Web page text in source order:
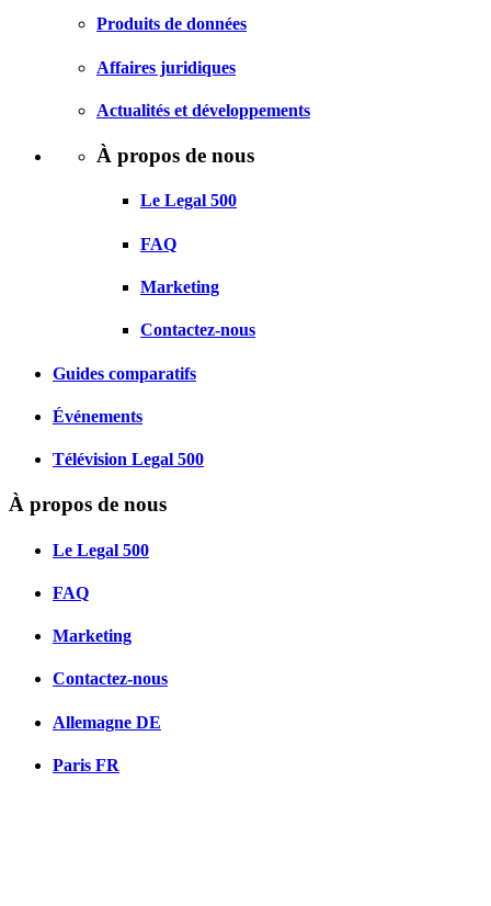
Produits de données
Affaires juridiques
Actualités et développements
À propos de nous
Le Legal 500
FAQ
Marketing
Contactez-nous
Guides comparatifs
Événements
Télévision Legal 500
À propos de nous
Le Legal 500
FAQ
Marketing
Contactez-nous
Allemagne DE
Paris FR